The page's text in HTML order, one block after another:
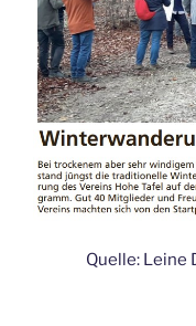
Quelle: Leine